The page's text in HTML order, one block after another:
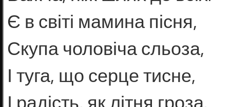
Є в світі мамина пісня,
Скупа чоловіча сльоза,
І туга, що серце тисне,